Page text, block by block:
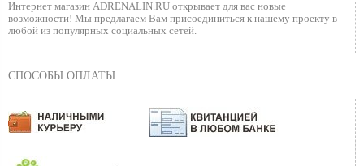
Интернет магазин ADRENALIN.RU открывает для вас новые
возможности! Мы предлагаем Вам присоединиться к нашему проекту в
любой из популярных социальных сетей.
СПОСОБЫ ОПЛАТЫ